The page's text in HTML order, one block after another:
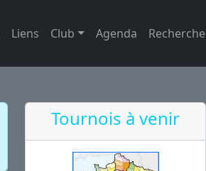
Liens Club Agenda Recherche
Tournois à venir